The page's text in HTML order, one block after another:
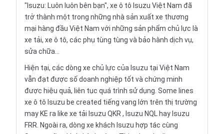
"Isuzu: Luôn luôn bên bạn", xe ô tô Isuzu Việt Nam đã
trở thành một trong những nhà sản xuất xe thương
mại hàng đầu Việt Nam với những sản phẩm chủ lực là
xe tải, xe ô tô, các phụ tùng tùng và bảo hành dịch vụ,
sửa chữa…
Hiện tại, các dòng xe chủ lực của Isuzu tại Việt Nam
vẫn đạt được số doanh nghiệp tốt và chứng minh
được hiệu quả, liên tục quá trình sử dụng. Some lines
xe ô tô Isuzu be created tiếng vang lớn trên thị trường
may KE ra like xe tải Isuzu QKR, Isuzu NQL hay Isuzu
FRR. Ngoài ra, dòng xe khách Isuzu hợp tác cùng